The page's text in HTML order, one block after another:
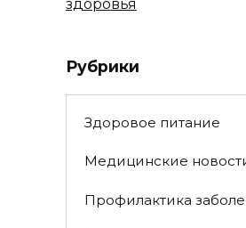
здоровья
Рубрики
Здоровое питание
Медицинские
Профилактика